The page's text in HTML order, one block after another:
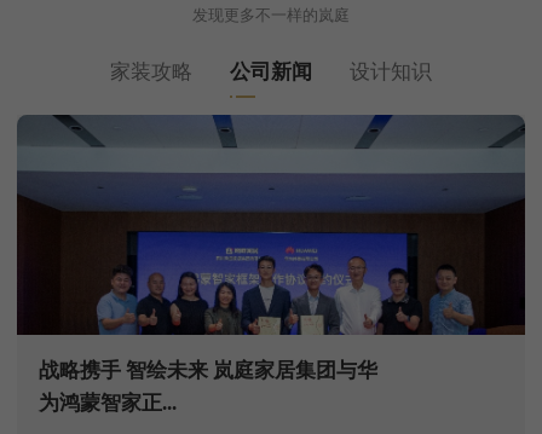
发现更多不一样的岚庭
家装攻略 公司新闻 设计知识
战略携手 智绘未来 岚庭家居集团与华
为鸿蒙智家正...